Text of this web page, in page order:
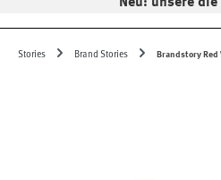
Stories Brand Stories Brandstory Red